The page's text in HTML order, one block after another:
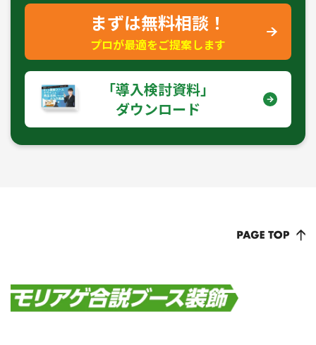
まずは無料相談！
プロが最適をご提案します
｢導入検討資料｣
ダウンロード